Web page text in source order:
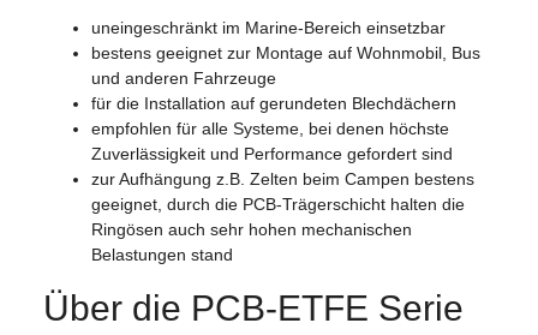
uneingeschränkt im Marine-Bereich einsetzbar
bestens geeignet zur Montage auf Wohnmobil, Bus
und anderen Fahrzeuge
für die Installation auf gerundeten Blechdächern
empfohlen für alle Systeme, bei denen höchste
Zuverlässigkeit und Performance gefordert sind
zur Aufhängung z.B. Zelten beim Campen bestens
geeignet, durch die PCB-Trägerschicht halten die
Ringösen auch sehr hohen mechanischen
Belastungen stand
Über die PCB-ETFE Serie